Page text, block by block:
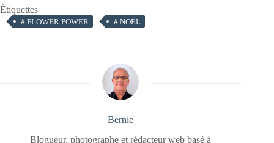
Étiquettes
# FLOWER POWER # NOËL
Bernie
Blogueur, photographe et rédacteur web basé à